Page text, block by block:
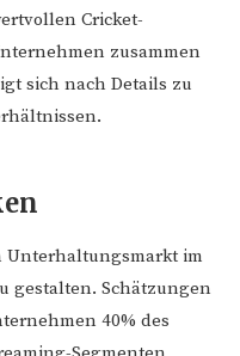
Cricket-
zusammen
sich nach Details zu
Unterhaltungsmarkt im
gestalten. Schätzungen
40% des